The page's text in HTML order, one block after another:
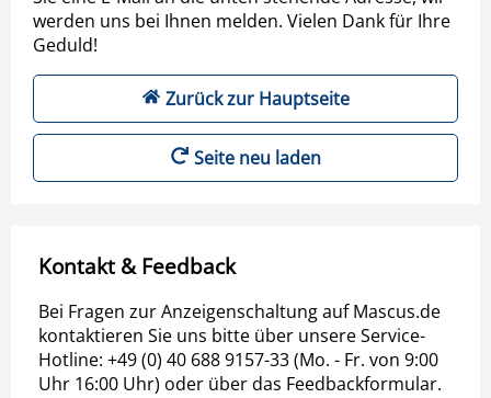
werden uns bei Ihnen melden. Vielen Dank für Ihre
Geduld!
Zurück zur Hauptseite
Seite neu laden
Kontakt & Feedback
Bei Fragen zur Anzeigenschaltung auf Mascus.de
kontaktieren Sie uns bitte über unsere Service-
Hotline: +49 (0) 40 688 9157-33 (Mo. - Fr. von 9:00
Uhr 16:00 Uhr) oder über das Feedbackformular.